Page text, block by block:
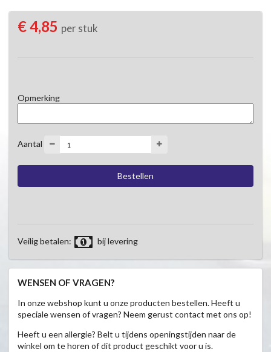
€ 4,85 per stuk
Opmerking
Aantal
Veilig betalen: bij levering
WENSEN OF VRAGEN?
In onze webshop kunt u onze producten bestellen. Heeft u
speciale wensen of vragen? Neem gerust contact met ons op!
Heeft u een allergie? Belt u tijdens openingstijden naar de
winkel om te horen of dit product geschikt voor u is.